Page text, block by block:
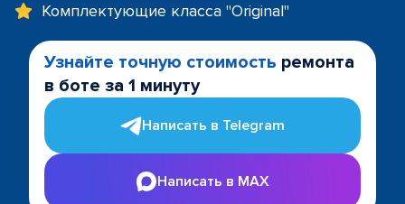
Комплектующие класса "Original"
Узнайте точную стоимость ремонта
в боте за 1 минуту
Написать в Telegram
Написать в MAX